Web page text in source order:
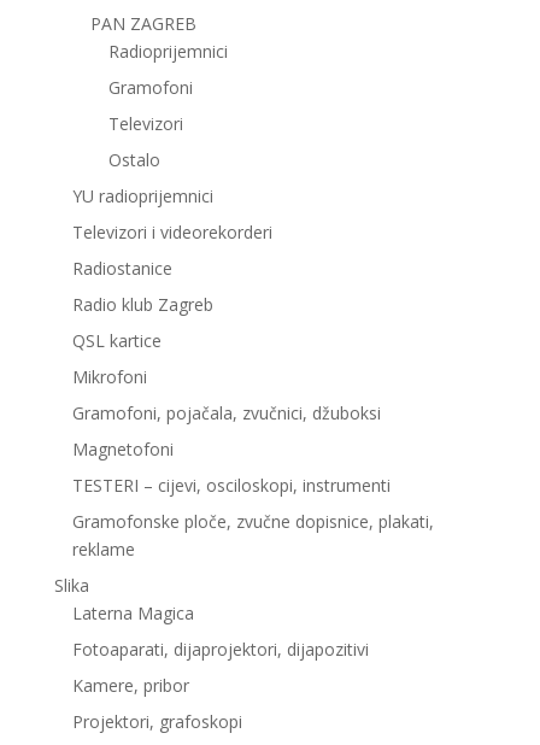
PAN ZAGREB
Radioprijemnici
Gramofoni
Televizori
Ostalo
YU radioprijemnici
Televizori i videorekorderi
Radiostanice
Radio klub Zagreb
QSL kartice
Mikrofoni
Gramofoni, pojačala, zvučnici, džuboksi
Magnetofoni
TESTERI – cijevi, osciloskopi, instrumenti
Gramofonske ploče, zvučne dopisnice, plakati,
reklame
Slika
Laterna Magica
Fotoaparati, dijaprojektori, dijapozitivi
Kamere, pribor
Projektori, grafoskopi